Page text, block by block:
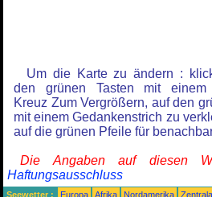
Um die Karte zu ändern :
den grünen Tasten mit einem
Kreuz Zum Vergrößern, auf den
mit einem Gedankenstrich zu
auf die grünen Pfeile für
Die Angaben auf diesen
Haftungsausschluss
Seewetter : Europa Afrika Nordamerika